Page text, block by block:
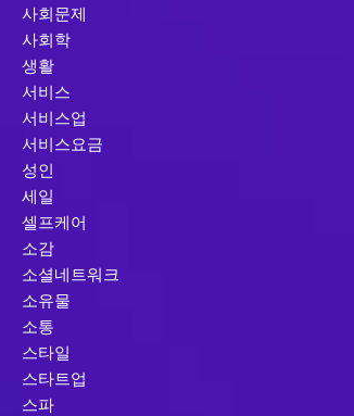
사회문제
사회학
생활
서비스
서비스업
서비스요금
성인
세일
셀프케어
소감
소셜네트워크
소유물
소통
스타일
스타트업
스파